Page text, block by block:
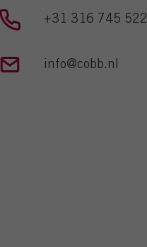
+31 316 745 522
info@cobb.nl